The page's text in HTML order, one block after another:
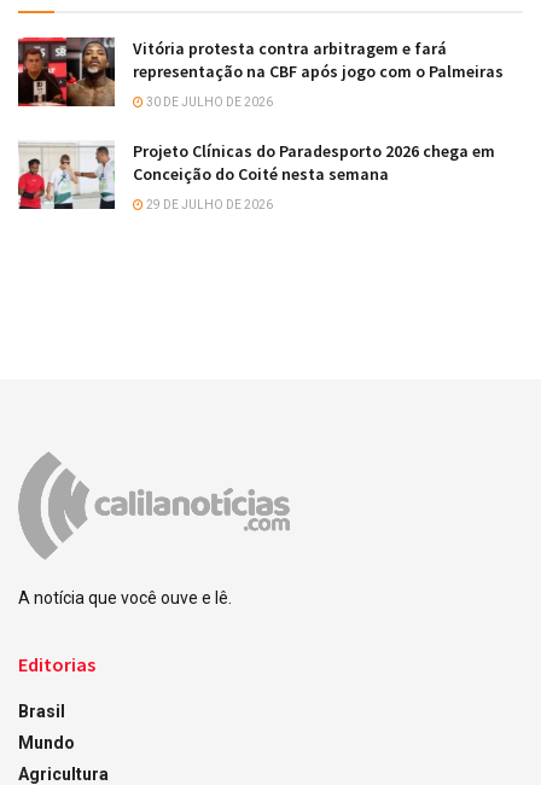
Vitória protesta contra arbitragem e fará
representação na CBF após jogo com o Palmeiras
30 DE JULHO DE 2026
Projeto Clínicas do Paradesporto 2026 chega em
Conceição do Coité nesta semana
29 DE JULHO DE 2026
A notícia que você ouve e lê.
Editorias
Brasil
Mundo
Agricultura